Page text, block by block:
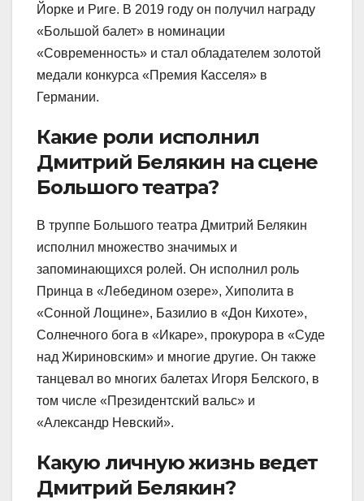
Йорке и Риге. В 2019 году он получил награду
«Большой балет» в номинации
«Современность» и стал обладателем золотой
медали конкурса «Премия Касселя» в
Германии.
Какие роли исполнил
Дмитрий Белякин на сцене
Большого театра?
В труппе Большого театра Дмитрий Белякин
исполнил множество значимых и
запоминающихся ролей. Он исполнил роль
Принца в «Лебедином озере», Хиполита в
«Сонной Лощине», Базилио в «Дон Кихоте»,
Солнечного бога в «Икаре», прокурора в «Суде
над Жириновским» и многие другие. Он также
танцевал во многих балетах Игоря Белского, в
том числе «Президентский вальс» и
«Александр Невский».
Какую личную жизнь ведет
Дмитрий Белякин?